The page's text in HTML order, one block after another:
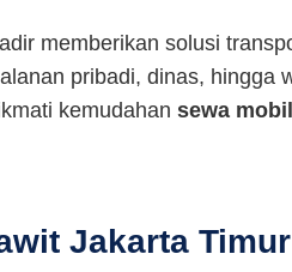
memberikan solusi
pribadi, dinas, hingga
kemudahan sewa
Jakarta Timur